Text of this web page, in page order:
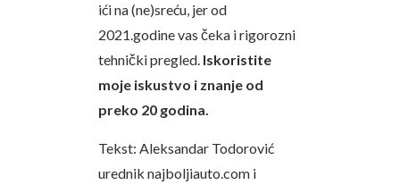
ići na (ne)sreću, jer od
2021.godine vas čeka i rigorozni
tehnički pregled. Iskoristite
moje iskustvo i znanje od
preko 20 godina.
Tekst: Aleksandar Todorović
urednik najboljiauto.com i